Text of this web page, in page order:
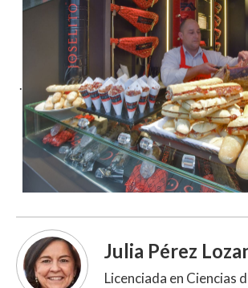
.
Julia Pérez
Licenciada en Ciencias